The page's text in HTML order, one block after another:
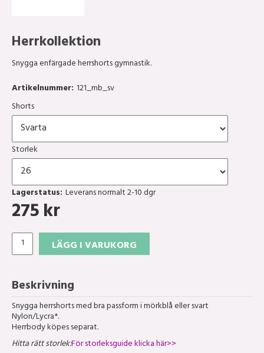
Herrkollektion
Snygga enfärgade herrshorts gymnastik.
Artikelnummer: 121_mb_sv
Shorts
Storlek
Lagerstatus: Leverans normalt 2-10 dgr
275kr
LÄGG I VARUKORG
Beskrivning
Snygga herrshorts med bra passform i mörkblå eller svart
Nylon/Lycra*.
Herrbody köpes separat.
Hitta rätt storlek:För storleksguide klicka här>>